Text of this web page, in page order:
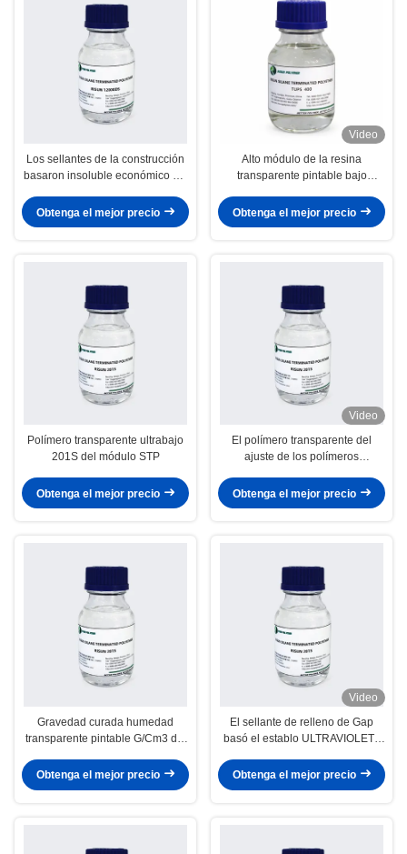
Los sellantes de la construcción
basaron insoluble económico del
virtualmente
Obtenga el mejor precio
Video
Alto módulo de la resina
transparente pintable bajo
automóvil
Obtenga el mejor precio
Polímero transparente ultrabajo
201S del módulo STP
Obtenga el mejor precio
Video
El polímero transparente del
ajuste de los polímeros
viscosidad baja basó el sellante
Obtenga el mejor precio
Gravedad curada humedad
transparente pintable G/Cm3 del
STP
Obtenga el mejor precio
Video
El sellante de relleno de Gap
basó el establo ULTRAVIOLETA
híbrida del polímero
Obtenga el mejor precio